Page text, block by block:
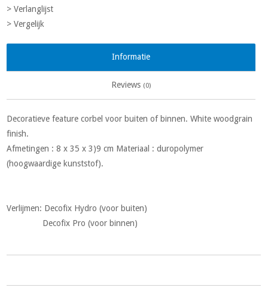
> Verlanglijst
> Vergelijk
Informatie
Reviews (0)
Decoratieve feature corbel voor buiten of binnen. White woodgrain
finish.
Afmetingen : 8 x 35 x 3)9 cm Materiaal : duropolymer
(hoogwaardige kunststof).
Verlijmen: Decofix Hydro (voor buiten)
Decofix Pro (voor binnen)